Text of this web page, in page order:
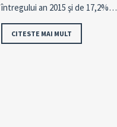
întregului an 2015 şi de 17,2%…
CITESTE MAI MULT